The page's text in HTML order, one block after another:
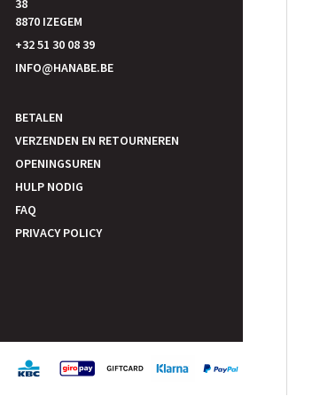
38
8870 IZEGEM
+32 51 30 08 39
INFO@HANABE.BE
BETALEN
VERZENDEN EN RETOURNEREN
OPENINGSUREN
HULP NODIG
FAQ
PRIVACY POLICY